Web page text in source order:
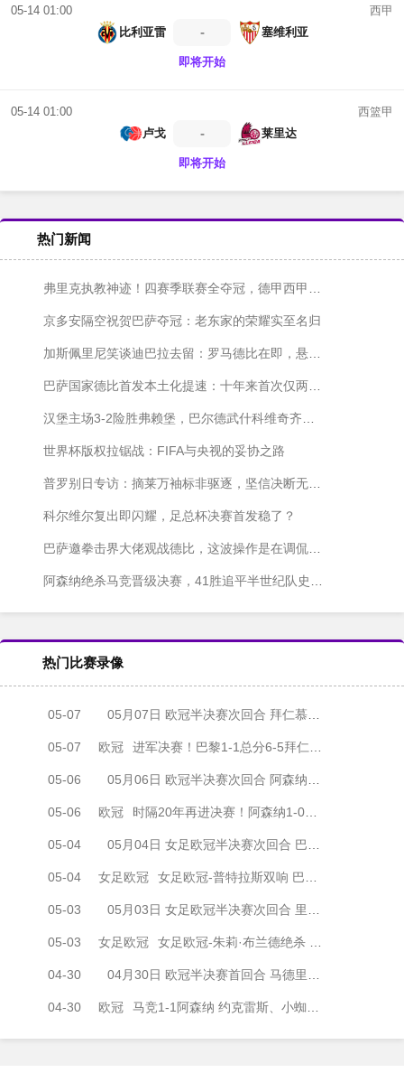
05-14 01:00
西甲
比利亚雷
- 塞维利亚
即将开始
05-14 01:00
西篮甲
卢戈
- 莱里达
即将开始
热门新闻
弗里克执教神迹！四赛季联赛全夺冠，德甲西甲各两冠
京多安隔空祝贺巴萨夺冠：老东家的荣耀实至名归
加斯佩里尼笑谈迪巴拉去留：罗马德比在即，悬念仍在发酵
巴萨国家德比首发本土化提速：十年来首次仅两名外援出战
汉堡主场3-2险胜弗赖堡，巴尔德武什科维奇齐发威
世界杯版权拉锯战：FIFA与央视的妥协之路
普罗别日专访：摘莱万袖标非驱逐，坚信决断无愧于心
科尔维尔复出即闪耀，足总杯决赛首发稳了？
巴萨邀拳击界大佬观战德比，这波操作是在调侃皇马内斗吗？
阿森纳绝杀马竞晋级决赛，41胜追平半世纪队史纪录！
热门比赛录像
05-07 05月07日 欧冠半决赛次回合 拜仁慕尼黑vs巴黎圣日耳曼 全场录像
05-07 欧冠 进军决赛！巴黎1-1总分6-5拜仁将战阿森纳 登贝莱闪击凯恩破门
05-06 05月06日 欧冠半决赛次回合 阿森纳vs马德里竞技 全场录像
05-06 欧冠 时隔20年再进决赛！阿森纳1-0马竞总比分2-1晋级 萨卡制胜
05-04 05月04日 女足欧冠半决赛次回合 巴塞罗那女足vs拜仁慕尼黑女足 全场录像
05-04 女足欧冠 女足欧冠-普特拉斯双响 巴萨两回合5-3淘汰拜仁晋级决赛
05-03 05月03日 女足欧冠半决赛次回合 里昂女足vs阿森纳女足 全场录像
05-03 女足欧冠 女足欧冠-朱莉·布兰德绝杀 里昂女足两回合4-3淘汰阿森纳进决赛
04-30 04月30日 欧冠半决赛首回合 马德里竞技vs阿森纳 全场录像
04-30 欧冠 马竞1-1阿森纳 约克雷斯、小蜘蛛均点射 埃泽点球被取消